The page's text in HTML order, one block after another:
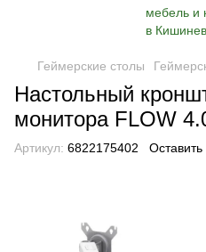
Геймерские столы
Настольный
монитора FLOW
Артикул: 6822175402 Оставить